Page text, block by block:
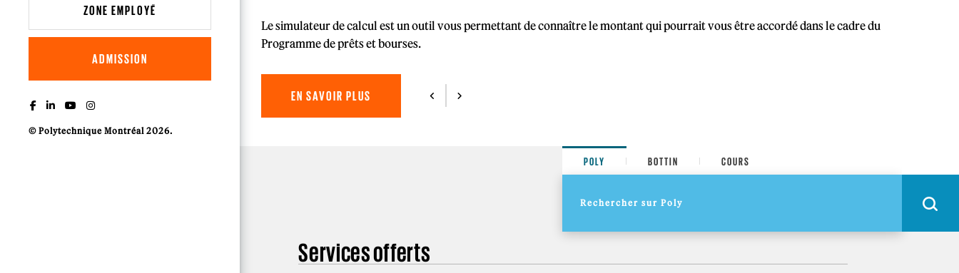
ZONE EMPLOYÉ
ADMISSION
© Polytechnique Montréal 2026.
Le simulateur de calcul est un outil vous permettant de connaître le montant qui pourrait vous être accordé dans le cadre du
Programme de prêts et bourses.
EN SAVOIR PLUS
POLY BOTTIN COURS
Services offerts